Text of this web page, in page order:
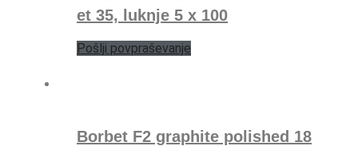
et 35, luknje 5 x 100
Pošlji povpraševanje
Borbet F2 graphite polished 18